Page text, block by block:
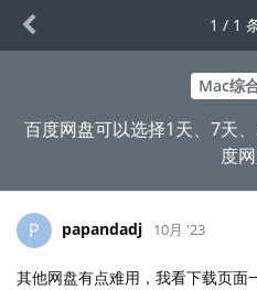
Mac综
百度网盘可以选择1天、7天
度
1 / 1
P papandadj 10月 '23
其他网盘有点难用，我看下载页面